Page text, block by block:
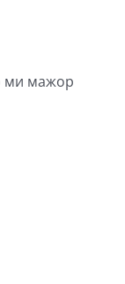
ми мажор